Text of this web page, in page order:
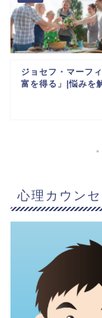
ジョセフ・マーフ
富を得る」|悩みを
心理カウン